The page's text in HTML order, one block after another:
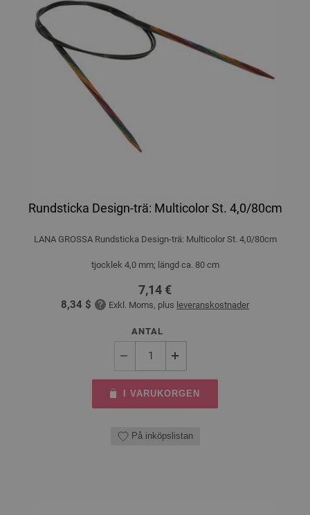
Rundsticka Design-trä: Multicolor St. 4,0/80cm
LANA GROSSA Rundsticka Design-trä: Multicolor St. 4,0/80cm
tjocklek 4,0 mm; längd ca. 80 cm
7,14 €
8,34 $ Exkl. Moms, plus leveranskostnader
ANTAL
I VARUKORGEN
På inköpslistan